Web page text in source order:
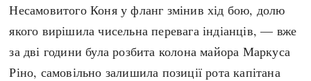
Несамовитого Коня у фланг змінив хід бою, долю
якого вирішила чисельна перевага індіанців, — вже
за дві години була розбита колона майора Маркуса
Ріно, самовільно залишила позиції рота капітана